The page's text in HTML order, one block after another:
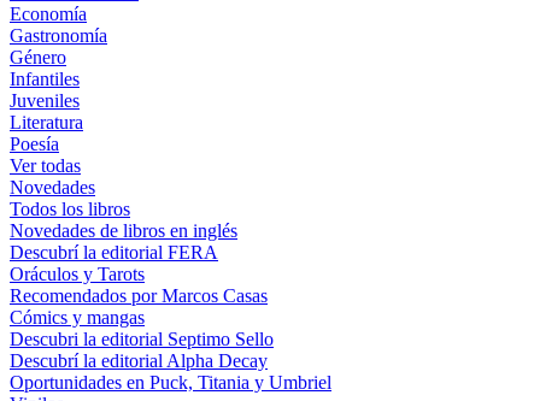
Economía
Gastronomía
Género
Infantiles
Juveniles
Literatura
Poesía
Ver todas
Novedades
Todos los libros
Novedades de libros en inglés
Descubrí la editorial FERA
Oráculos y Tarots
Recomendados por Marcos Casas
Cómics y mangas
Descubri la editorial Septimo Sello
Descubrí la editorial Alpha Decay
Oportunidades en Puck, Titania y Umbriel